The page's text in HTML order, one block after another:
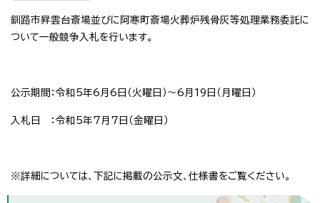
釧路市昇雲台斎場並びに阿寒町斎場火葬炉残骨灰等処理業務委託に
ついて一般競争入札を行います。
公示期間：令和5年6月6日（火曜日）～6月19日（月曜日）
入札日 ：令和5年7月7日（金曜日）
※詳細については、下記に掲載の公示文、仕様書をご覧ください。